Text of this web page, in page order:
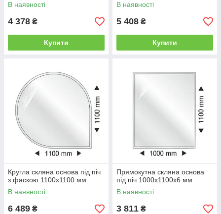
В наявності
4 378 ₴
Купити
В наявності
5 408 ₴
Купити
Кругла скляна основа під піч
з фаскою 1100x1100 мм
В наявності
6 489 ₴
Прямокутна скляна основа
під піч 1000x1100х6 мм
В наявності
3 811 ₴